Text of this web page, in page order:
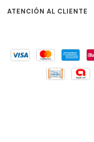
ATENCIÓN AL CLIENTE